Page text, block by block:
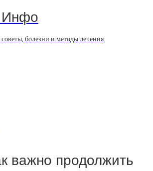
Инфо
болезни и методы лечения
важно продолжить